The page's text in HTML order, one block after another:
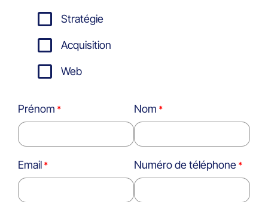
Stratégie
Acquisition
Web
Prénom Nom
Email Numéro de téléphone